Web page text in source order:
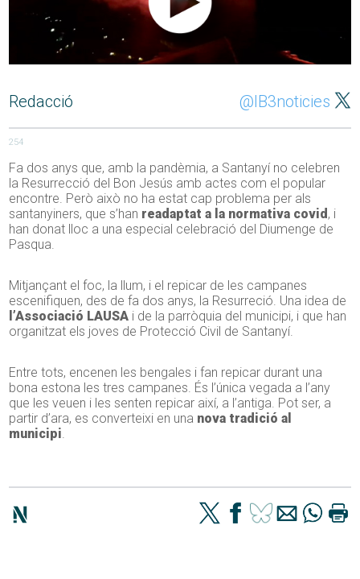
Redacció @IB3noticies
254
Fa dos anys que, amb la pandèmia, a Santanyí no celebren
la Resurrecció del Bon Jesús amb actes com el popular
encontre. Però això no ha estat cap problema per als
santanyiners, que s’han readaptat a la normativa covid , i
han donat lloc a una especial celebració del Diumenge de
Pasqua.
Mitjançant el foc, la llum, i el repicar de les campanes
escenifiquen, des de fa dos anys, la Resurreció. Una idea de
l’Associació LAUSA i de la parròquia del municipi, i que han
organitzat els joves de Protecció Civil de Santanyí.
Entre tots, encenen les bengales i fan repicar durant una
bona estona les tres campanes. És l’única vegada a l’any
que les veuen i les senten repicar així, a l’antiga. Pot ser, a
partir d’ara, es converteixi en una nova tradició al
municipi.